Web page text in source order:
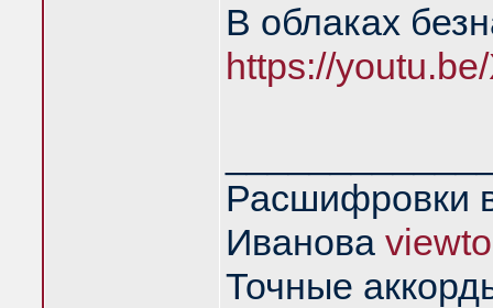
В облаках
https://
Расшифровки
Иванова
Точные